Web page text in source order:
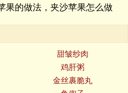
果的做法，夹沙苹果怎么做
甜皱纱肉
鸡肝粥
金丝裹脆丸